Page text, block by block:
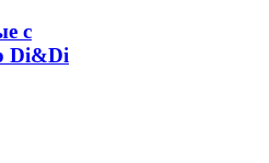
с
Di&Di